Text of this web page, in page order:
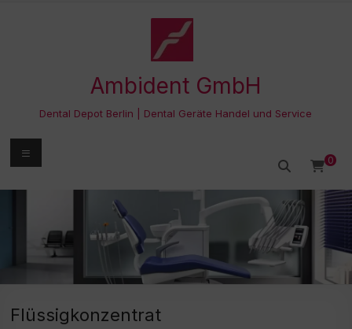
Ambident GmbH
Dental Depot Berlin | Dental Geräte Handel und Service
0
Menü
Flüssigkonzentrat